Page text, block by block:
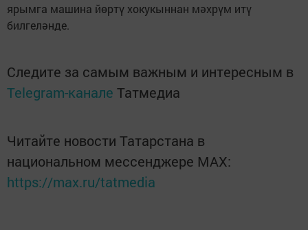
ярымга машина йөртү хокукыннан мәхрүм итү
билгеләнде.
Следите за самым важным и интересным в
Telegram-канале Татмедиа
Читайте новости Татарстана в
национальном мессенджере MАХ:
https://max.ru/tatmedia